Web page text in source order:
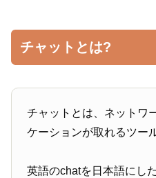
チャットとは?
チャットとは、ネットワ
ケーションが取れるツー
英語のchatを日本語にし